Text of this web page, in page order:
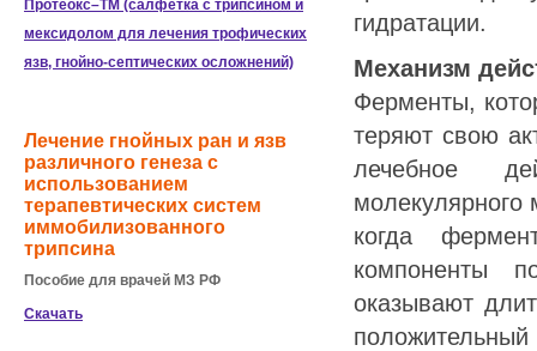
гидратации.
Механизм
Ферменты,
теряют свою
лечебное
молекулярного
когда
компоненты
оказывают
положительный
Протеокс–ТМ (салфетка с трипсином и
мексидолом для лечения трофических
язв, гнойно-септических осложнений)
Лечение гнойных ран и язв
различного генеза с
использованием
терапевтических систем
иммобилизованного
трипсина
Пособие для врачей МЗ РФ
Скачать